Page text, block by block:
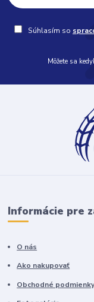
Súhlasím so
Môžete sa
Informácie pre
O nás
Ako nakupovať
Obchodné